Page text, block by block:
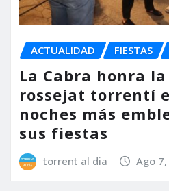
ACTUALIDAD FIESTAS
La Cabra honra
rossejat torrentí
noches más
sus fiestas
torrent al dia Ago